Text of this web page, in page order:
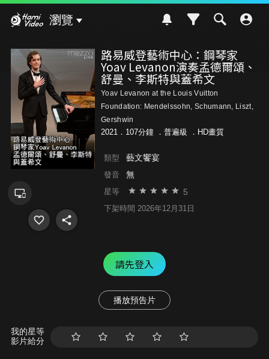
瀏覽
路易威登藝術中心：鋼琴家
Yoav Levanon演奏孟德爾頌、
舒曼、李斯特與蓋希文
Yoav Levanon at the Louis Vuitton
Foundation: Mendelssohn, Schumann, Liszt,
Gershwin
2021．107分鐘 ． 普遍級 ．HD畫質
類型 藝文饗宴
發音 無
星等 5
下架時間 2026年12月31日
請先登入
播放預告片
我的星等
影片給分